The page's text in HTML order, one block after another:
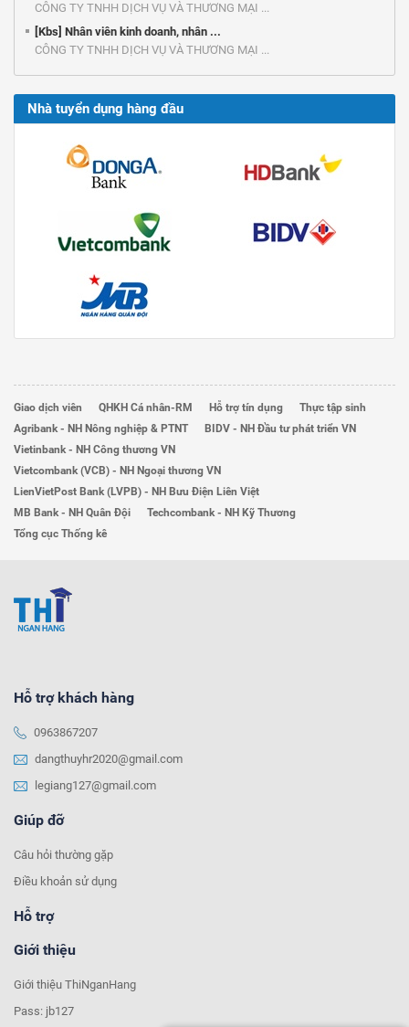
CÔNG TY TNHH DỊCH VỤ VÀ THƯƠNG MẠI ...
[Kbs] Nhân viên kinh doanh, nhân ...
CÔNG TY TNHH DỊCH VỤ VÀ THƯƠNG MẠI ...
Nhà tuyển dụng hàng đầu
Giao dịch viên QHKH Cá nhân-RM Hỗ trợ tín dụng
Thực tập sinh
Agribank - NH Nông nghiệp & PTNT
BIDV - NH Đầu tư phát triển VN
Vietinbank - NH Công thương VN
Vietcombank (VCB) - NH Ngoại thương VN
LienVietPost Bank (LVPB) - NH Bưu Điện Liên Việt
MB Bank - NH Quân Đội
Techcombank - NH Kỹ Thương
Tổng cục Thống kê
Hỗ trợ khách hàng
0963867207
dangthuyhr2020@gmail.com
legiang127@gmail.com
Giúp đỡ
Câu hỏi thường gặp
Điều khoản sử dụng
Hỗ trợ
Giới thiệu
Giới thiệu ThiNganHang
Pass: jb127